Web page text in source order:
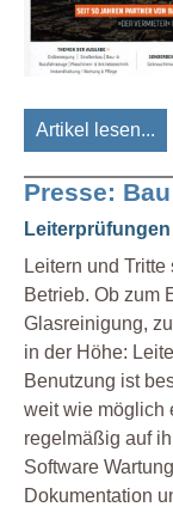
Artikel lesen...
Presse:
Leitern und
Betrieb. Ob zum
Glasreinigung,
in der Höhe:
Benutzung ist
weit wie möglich
regelmäßig auf
Software
Dokumentation